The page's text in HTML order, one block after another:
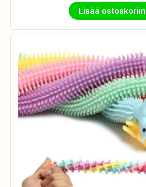
Lisää ostoskoriin